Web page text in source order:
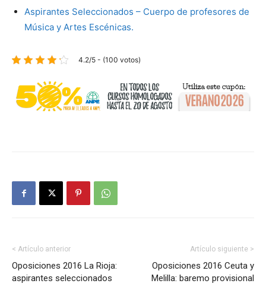
Aspirantes Seleccionados – Cuerpo de profesores de
Música y Artes Escénicas.
4.2/5 - (100 votos)
< Artículo anterior
Oposiciones 2016 La Rioja:
aspirantes seleccionados
Artículo siguiente >
Oposiciones 2016 Ceuta y
Melilla: baremo provisional